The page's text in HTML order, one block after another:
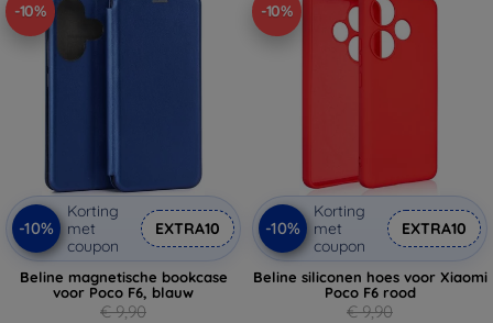
-10%
-10%
Korting
met
coupon
EXTRA10
Beline magnetische bookcase
voor Poco F6, blauw
€ 9,90
-10%
-10%
Korting
met
coupon
EXTRA10
Beline siliconen hoes voor Xiaomi
Poco F6 rood
€ 9,90